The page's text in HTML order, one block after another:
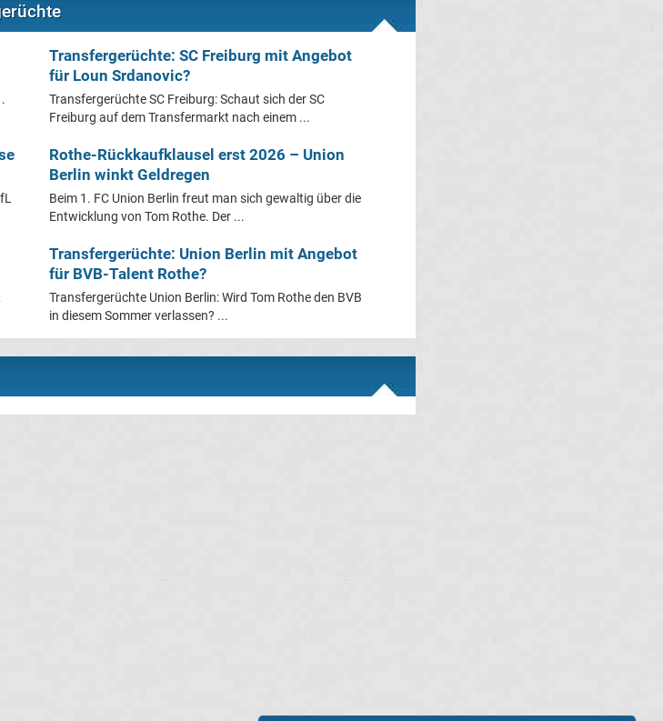
Transfergerüchte: SC Freiburg mit Angebot
für Loun Srdanovic?
Transfergerüchte SC Freiburg: Schaut sich der SC
Freiburg auf dem Transfermarkt nach einem ...
Rothe-Rückkaufklausel erst 2026 – Union
Berlin winkt Geldregen
Beim 1. FC Union Berlin freut man sich gewaltig über die
Entwicklung von Tom Rothe. Der ...
Transfergerüchte: Union Berlin mit Angebot
für BVB-Talent Rothe?
Transfergerüchte Union Berlin: Wird Tom Rothe den BVB
in diesem Sommer verlassen? ...